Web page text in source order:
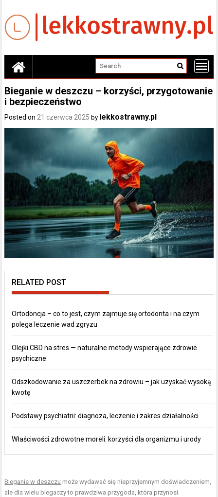
content
Bieganie w deszczu – korzyści, przygotowanie
i bezpieczeństwo
Posted on 21 czerwca 2025 by lekkostrawny.pl
RELATED POST
Ortodoncja – co to jest, czym zajmuje się ortodonta i na czym
polega leczenie wad zgryzu
Olejki CBD na stres — naturalne metody wspierające zdrowie
psychiczne
Odszkodowanie za uszczerbek na zdrowiu – jak uzyskać wysoką
kwotę
Podstawy psychiatrii: diagnoza, leczenie i zakres działalności
Właściwości zdrowotne moreli: korzyści dla organizmu i urody
Bieganie w deszczu może wydawać się nieprzyjemnym doświadczeniem,
ale dla wielu biegaczy to prawdziwa przygoda, która przynosi